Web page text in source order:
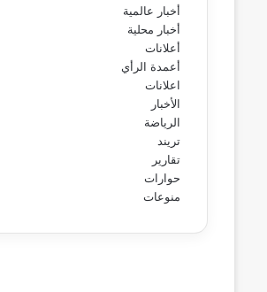
أخبار عالمية
أخبار محلية
أعلانات
أعمدة الرأي
اعلانات
الأخبار
الرياضة
تريند
تقارير
حوارات
منوعات